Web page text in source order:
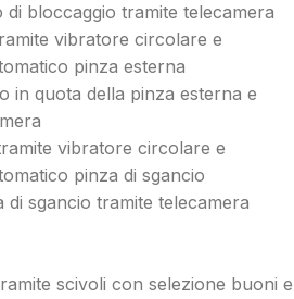
bloccaggio tramite telecamera
vibratore circolare e
pinza esterna
in quota della pinza esterna e
vibratore circolare e
pinza di sgancio
sgancio tramite telecamera
scivoli con selezione buoni e